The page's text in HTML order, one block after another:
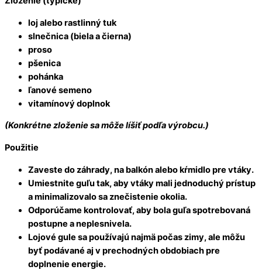
loj alebo rastlinný tuk
slnečnica (biela ačierna)
proso
pšenica
pohánka
ľanové semeno
vitamínový doplnok
(Konkrétne zloženie sa môže líšiťpodľa výrobcu.)
Použitie
Zaveste do záhrady, na balkón alebo kŕmidlo pre vtáky.
Umiestnite guľu tak, aby vtáky mali jednoduchý prístup
a minimalizovalo sa znečistenie okolia.
Odporúčame kontrolovať, aby bola guľa spotrebovaná
postupne a neplesnivela.
Lojové gule sa používajú najmä počas zimy, ale môžu
byťpodávané aj v prechodných obdobiach pre
doplnenie energie.